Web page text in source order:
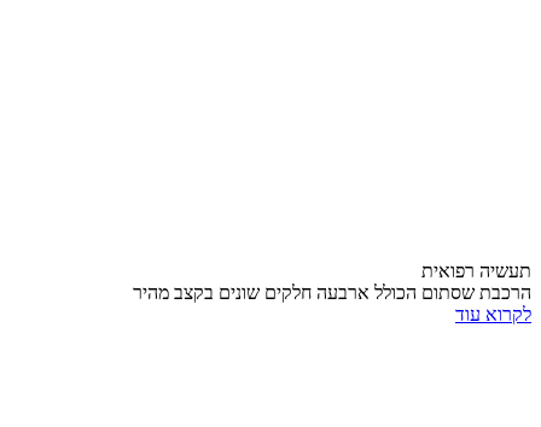
תעשיה רפואית
הרכבת שסתום הכולל ארבעה חלקים שונים בקצב מהיר
לקרוא עוד